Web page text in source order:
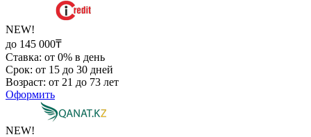
NEW!
до 145 000₸
Ставка: от 0% в день
Срок: от 15 до 30 дней
Возраст: от 21 до 73 лет
Оформить
NEW!